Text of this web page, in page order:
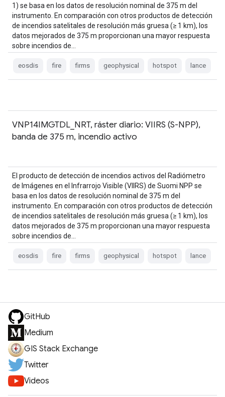
1) se basa en los datos de resolución nominal de 375 m del
instrumento. En comparación con otros productos de detección
de incendios satelitales de resolución más gruesa (≥ 1 km), los
datos mejorados de 375 m proporcionan una mayor respuesta
sobre incendios de…
eosdis fire firms geophysical hotspot lance
VNP14IMGTDL_NRT, ráster diario: VIIRS (S-NPP),
banda de 375 m, incendio activo
El producto de detección de incendios activos del Radiómetro
de Imágenes en el Infrarrojo Visible (VIIRS) de Suomi NPP se
basa en los datos de resolución nominal de 375 m del
instrumento. En comparación con otros productos de detección
de incendios satelitales de resolución más gruesa (≥ 1 km), los
datos mejorados de 375 m proporcionan una mayor respuesta
sobre incendios de…
eosdis fire firms geophysical hotspot lance
GitHub
Medium
GIS Stack Exchange
Twitter
Videos